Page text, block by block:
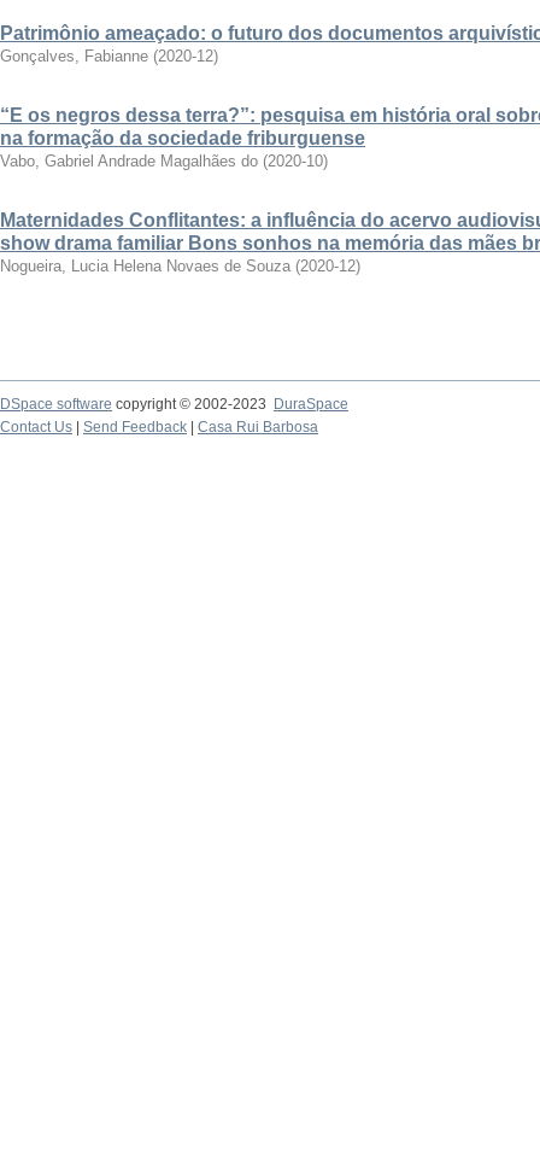
Patrimônio ameaçado: o futuro dos documentos
Gonçalves, Fabianne (2020-12)
“E os negros dessa terra?”: pesquisa em história oral
na formação da sociedade friburguense
Vabo, Gabriel Andrade Magalhães do (2020-10)
Maternidades Conflitantes: a influência do acervo
show drama familiar Bons sonhos na memória das mães
Nogueira, Lucia Helena Novaes de Souza (2020-12)
DSpace software copyright © 2002-2023
DuraSpace
Contact Us
Send Feedback Casa Rui Barbosa